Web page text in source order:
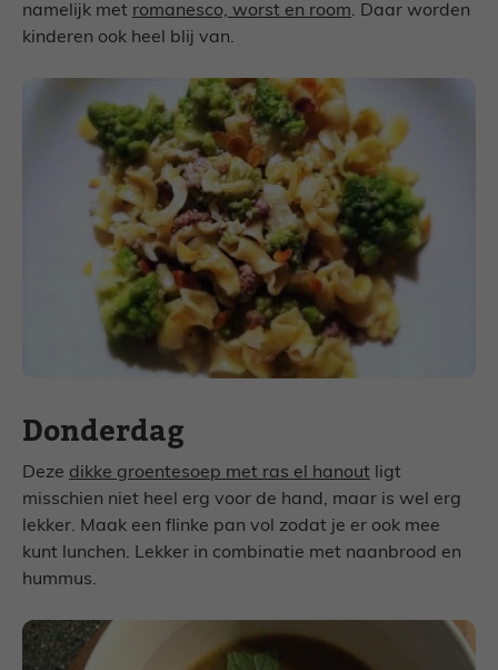
namelijk met romanesco, worst en room. Daar worden
kinderen ook heel blij van.
Donderdag
Deze dikke groentesoep met ras el hanout ligt
misschien niet heel erg voor de hand, maar is wel erg
lekker. Maak een flinke pan vol zodat je er ook mee
kunt lunchen. Lekker in combinatie met naanbrood en
hummus.